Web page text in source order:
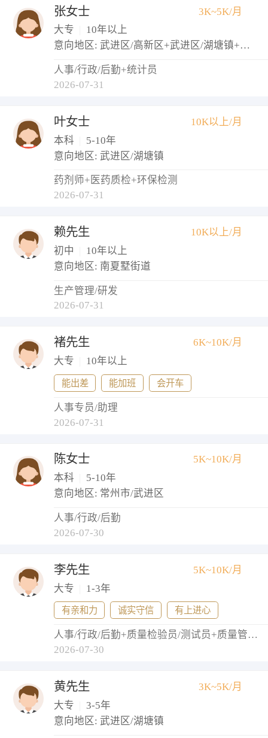
张女士
3K~5K/月
大专
10年以上
意向地区: 武进区/高新区+武进区/湖塘镇+武进区/西太湖生态休闲区
人事/行政/后勤+统计员
2026-07-31
叶女士
10K以上/月
本科
5-10年
意向地区: 武进区/湖塘镇
药剂师+医药质检+环保检测
2026-07-31
赖先生
10K以上/月
初中
10年以上
意向地区: 南夏墅街道
生产管理/研发
2026-07-31
褚先生
6K~10K/月
大专
10年以上
能出差 能加班 会开车
人事专员/助理
2026-07-31
陈女士
5K~10K/月
本科
5-10年
意向地区: 常州市/武进区
人事/行政/后勤
2026-07-30
李先生
5K~10K/月
大专
1-3年
有亲和力 诚实守信 有上进心
人事/行政/后勤+质量检验员/测试员+质量管理/测试经理+测试工程师
2026-07-30
黄先生
3K~5K/月
大专
3-5年
意向地区: 武进区/湖塘镇